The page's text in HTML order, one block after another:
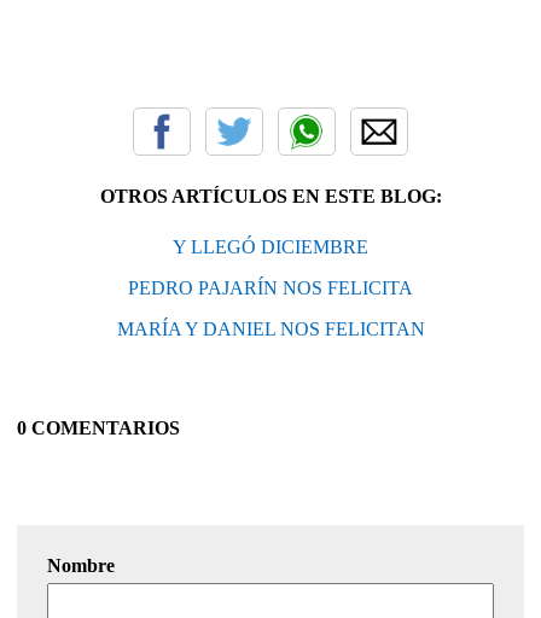
OTROS ARTÍCULOS EN ESTE BLOG:
Y LLEGÓ DICIEMBRE
PEDRO PAJARÍN NOS FELICITA
MARÍA Y DANIEL NOS FELICITAN
0 COMENTARIOS
Nombre